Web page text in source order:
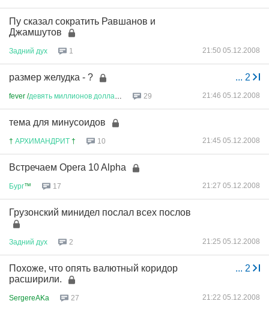
Пу сказал сократить Равшанов и
Джамшутов
Задний дух 1 21:50 05.12.2008
... 2
размер желудка - ?
fever /девять миллионов доллар 29 21:46 05.12.2008
тема для минусоидов
† АРХИМАНДРИТ † 10 21:45 05.12.2008
Встречаем Opera 10 Alpha
Бург™ 17 21:27 05.12.2008
Грузонский минидел послал всех послов
Задний дух 2 21:25 05.12.2008
... 2
Похоже, что опять валютный коридор
расширили.
SergereAKa 27 21:22 05.12.2008